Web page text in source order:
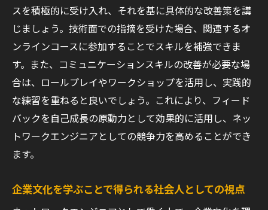
スを積極的に受け入れ、それを基に具体的な改善策を講
じましょう。技術面での指摘を受けた場合、関連するオ
ンラインコースに参加することでスキルを補強できま
す。また、コミュニケーションスキルの改善が必要な場
合は、ロールプレイやワークショップを活用し、実践的
な練習を重ねると良いでしょう。これにより、フィード
バックを自己成長の原動力として効果的に活用し、ネッ
トワークエンジニアとしての競争力を高めることができ
ます。
企業文化を学ぶことで得られる社会人としての視点